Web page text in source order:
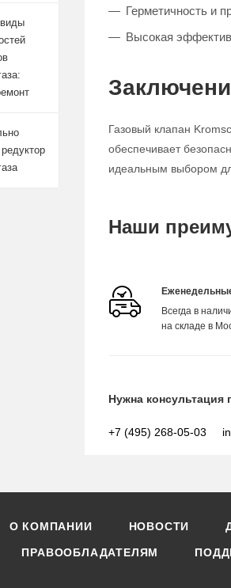
Герметичность и
Высокая
Газовый клапан
обеспечивает
идеальным выбором
Наши
Всегда в
на складе в
Нужна
+7 (495) 268-05-03
О КОМПАНИИ НОВОСТИ
ПРАВООБЛАДАТЕЛЯМ